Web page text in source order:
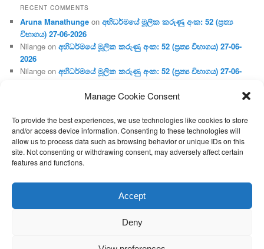
Manage Cookie Consent
To provide the best experiences, we use technologies like cookies to store
and/or access device information. Consenting to these technologies will
allow us to process data such as browsing behavior or unique IDs on this
site. Not consenting or withdrawing consent, may adversely affect certain
features and functions.
Accept
Deny
RECENT COMMENTS
Aruna Manathunge onඅභිධර්මයේ මූලික කරුණු අංක: 52 (ප්‍ර‍ත්‍ය
විභාගය) 27-06-2026
Nilange onඅභිධර්මයේ මූලික කරුණු අංක: 52 (ප්‍ර‍ත්‍ය විභාගය) 27-06-
2026
Nilange onඅභිධර්මයේ මූලික කරුණු අංක: 52 (ප්‍ර‍ත්‍ය විභාගය) 27-06-
Aruna Manathungeonඅභිධර්මයේ මූලික කරුණු අංක: 46 (හෘදය,
Gunaratneonඅභිධර්මයේ මූලික කරුණු අංක: 46 (හෘදය, ජීවිත,
ආහාර රූප) 02-05-2026
Proudly powered by WordPress